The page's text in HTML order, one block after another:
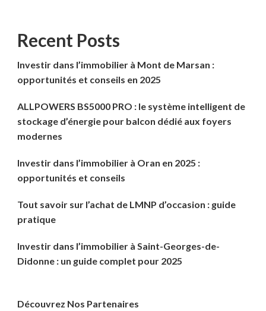
Recent Posts
Investir dans l’immobilier à Mont de Marsan :
opportunités et conseils en 2025
ALLPOWERS BS5000 PRO : le système intelligent de
stockage d’énergie pour balcon dédié aux foyers
modernes
Investir dans l’immobilier à Oran en 2025 :
opportunités et conseils
Tout savoir sur l’achat de LMNP d’occasion : guide
pratique
Investir dans l’immobilier à Saint-Georges-de-
Didonne : un guide complet pour 2025
Découvrez Nos Partenaires